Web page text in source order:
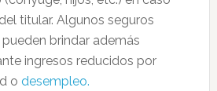
titular. Algunos seguros
brindar además
ingresos reducidos por
o desempleo.